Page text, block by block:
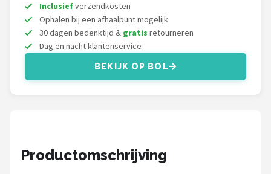
Inclusiefverzendkosten
Ophalen bij een afhaalpunt mogelijk
30 dagen bedenktijd & gratis retourneren
Dag en nacht klantenservice
BEKIJK OP BOL
Productomschrijving